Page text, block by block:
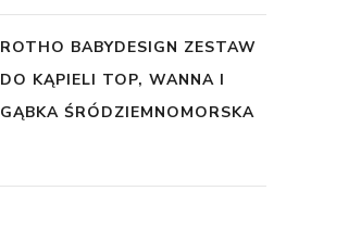
ROTHO BABYDESIGN ZESTAW
DO KĄPIELI TOP, WANNA I
GĄBKA ŚRÓDZIEMNOMORSKA